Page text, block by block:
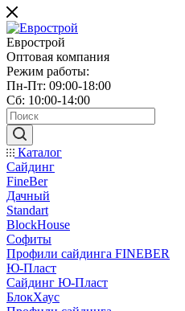
Еврострой
Оптовая компания
Режим работы:
Пн-Пт: 09:00-18:00
Сб: 10:00-14:00
Каталог
Сайдинг
FineBer
Дачный
Standart
BlockHouse
Софиты
Профили сайдинга FINEBER
Ю-Пласт
Сайдинг Ю-Пласт
БлокХаус